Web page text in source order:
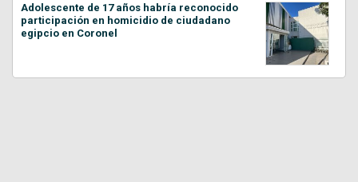
Adolescente de 17 años habría reconocido
participación en homicidio de ciudadano
egipcio en Coronel